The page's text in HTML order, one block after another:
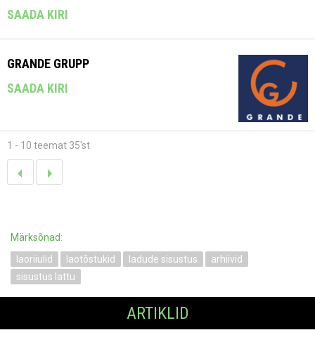
SAADA KIRI
GRANDE GRUPP
SAADA KIRI
1 - 10 teemat 35'st
Märksõnad:
laoriiulid
laotõstukid ladude sisustus
arhiivid
sisustus lattu
ARTIKLID